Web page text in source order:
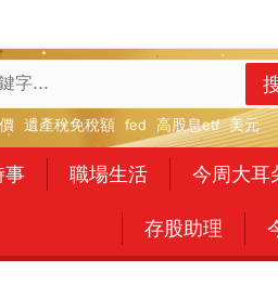
遺產稅免稅額 fed 高股息etf 美元
事 職場生活 今周大耳
存股助理